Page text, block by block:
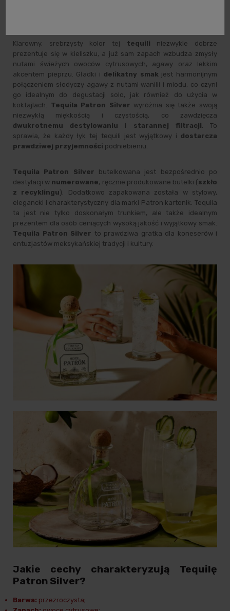
Klarowny, srebrzysty kolor tej tequili
niezwykle dobrze
prezentuje się w kieliszku, a już sam zapach wzbudza zmysły
nutami świeżych owoców cytrusowych, agawy oraz lekkim
akcentem pieprzu. Gładki i delikatny smak jest harmonijnym
połączeniem słodyczy agawy z nutami wanilii i miodu, co czyni
go idealnym do degustacji solo, jak również do użycia w
koktajlach. Tequila Patron Silver wyróżnia się także swoją
niezwykłą miękkością i czystością, co zawdzięcza
dwukrotnemu destylowaniu i starannej filtracji . To
sprawia, że każdy łyk tej tequili jest wyjątkowy i dostarcza
prawdziwej przyjemności podniebieniu.
Tequila Patron Silver butelkowana jest bezpośrednio po
destylacji w numerowane, ręcznie produkowane butelki (szkło
z recyklingu). Dodatkowo zapakowana została w stylowy,
elegancki i charakterystyczny dla marki Patron kartonik. Tequila
ta jest nie tylko doskonałym trunkiem, ale także idealnym
prezentem dla osób ceniących wysoką jakość i wyjątkowy smak.
Tequila Patron Silver to prawdziwa gratka dla koneserów i
entuzjastów meksykańskiej tradycji i kultury.
Jakie cechy charakteryzują Tequilę
Patron Silver?
Barwa: przezroczysta;